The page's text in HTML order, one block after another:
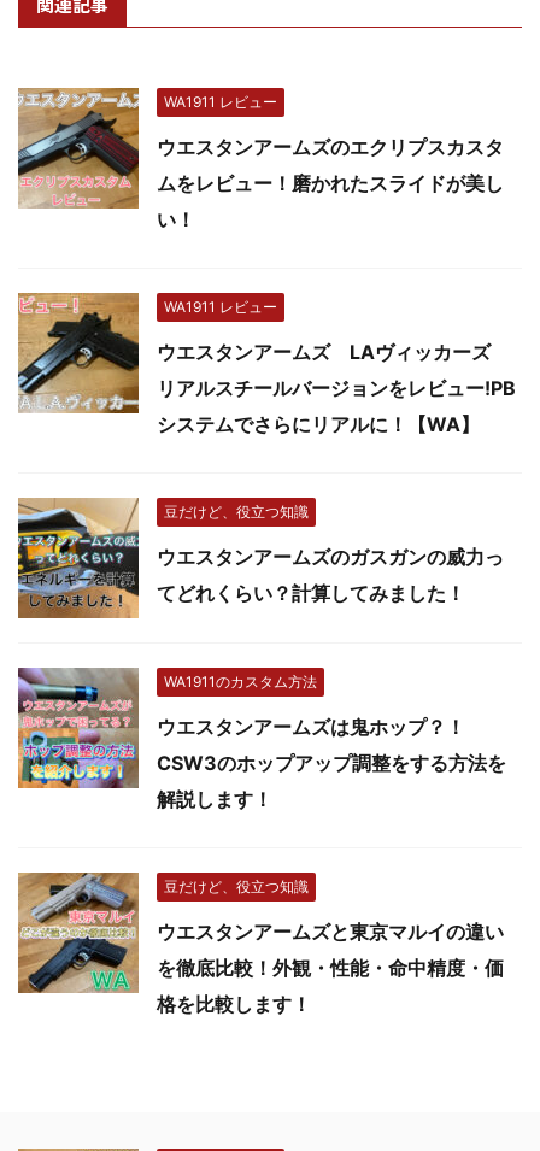
WA1911 レビュー
ウエスタンアームズのエクリプスカスタ
ムをレビュー！磨かれたスライドが美し
い！
WA1911 レビュー
ウエスタンアームズ LAヴィッカーズ
リアルスチールバージョンをレビュー!PB
システムでさらにリアルに！【WA】
豆だけど、役立つ知識
ウエスタンアームズのガスガンの威力っ
てどれくらい？計算してみました！
WA1911のカスタム方法
ウエスタンアームズは鬼ホップ？！
CSW3のホップアップ調整をする方法を
解説します！
豆だけど、役立つ知識
ウエスタンアームズと東京マルイの違い
を徹底比較！外観・性能・命中精度・価
格を比較します！